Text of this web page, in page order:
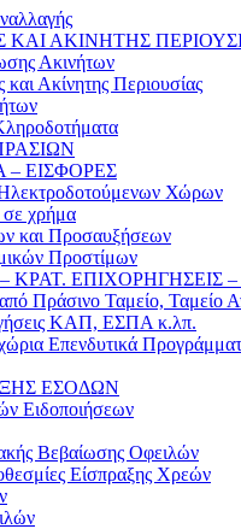
ΚΑΙ ΑΚΙΝΗΤΗΣ
Ακινήτων
και Ακίνητης Περιουσίας
– ΕΙΣΦΟΡΕΣ
Χώρων
σε χρήμα
και Προσαυξήσεων
Προστίμων
ΚΡΑΤ. ΕΠΙΧΟΡΗΓΗΣΕΙΣ
Πράσινο Ταμείο,
ΚΑΠ, ΕΣΠΑ κ.λπ.
Επενδυτικά
ΕΣΟΔΩΝ
Ειδοποιήσεων
Βεβαίωσης Οφειλών
Είσπραξης Χρεών